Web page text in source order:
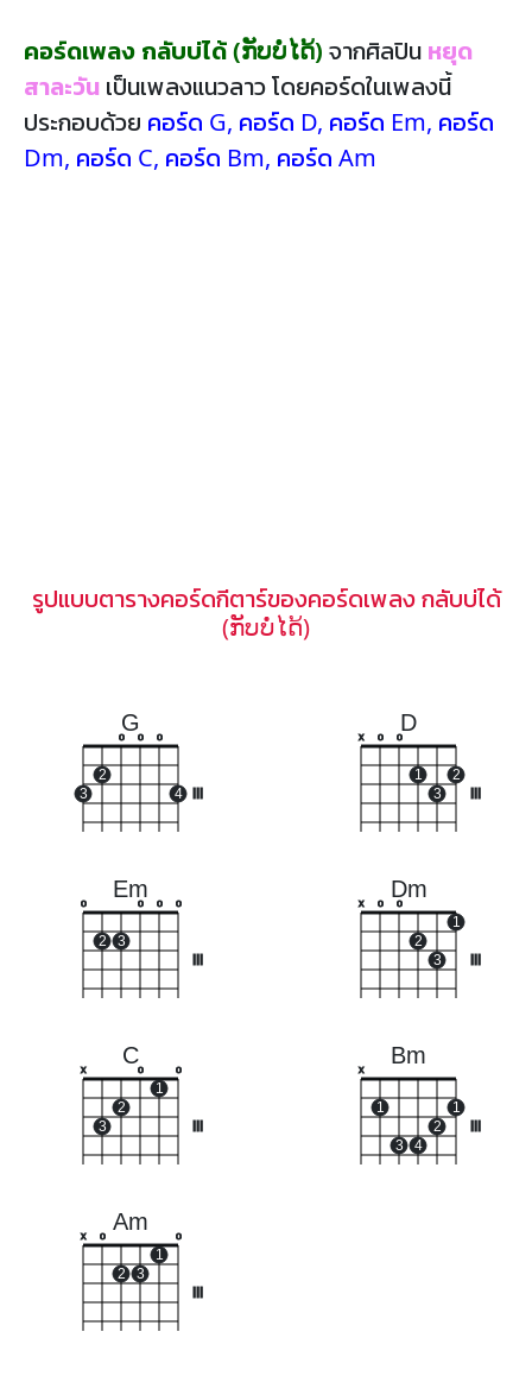
คอร์ดเพลง กลับบ่ได้ (ກັບບໍ່ໄດ້) จากศิลปิน หยุด
สาละวัน เป็นเพลงแนวลาว โดยคอร์ดในเพลงนี้
ประกอบด้วย คอร์ด G, คอร์ด D, คอร์ด Em, คอร์ด
Dm, คอร์ด C, คอร์ด Bm, คอร์ด Am
รูปแบบตารางคอร์ดกีตาร์ของคอร์ดเพลง กลับบ่ได้
(ກັບບໍ່ໄດ້)
G
3
2
o o o
4
D
x o o
1
3
2
Em
o
2 3
o o o
Dm
x o o
2
3
1
C
x
3
2
o
1
o
Bm
x
1
3 4
2
1
Am
x o
2 3
1
o